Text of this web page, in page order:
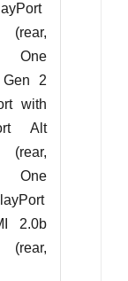
(rear,
One
2
with
Alt
One
2.0b